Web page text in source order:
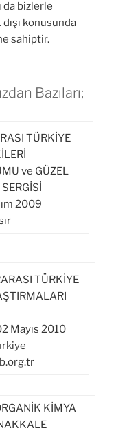
da bizlerle
konusunda
sahiptir.
Bazıları;
TÜRKİYE
ve GÜZEL
2009
TÜRKİYE
Mayıs 2010
KİMYA